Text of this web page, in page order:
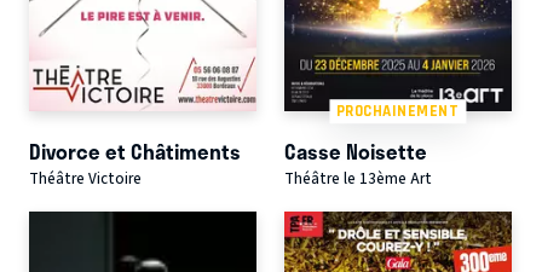
Divorce et Châtiments
Théâtre Victoire
PROCHAINEMENT
Casse Noisette
Théâtre le 13ème Art